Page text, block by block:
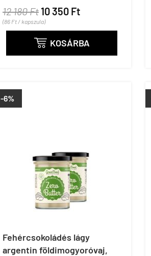
12 180 Ft 10 350 Ft
(86 Ft / kapszula)
 KOSÁRBA
-6%
Fehércsokoládés lágy
argentin földimogyoróvaj,